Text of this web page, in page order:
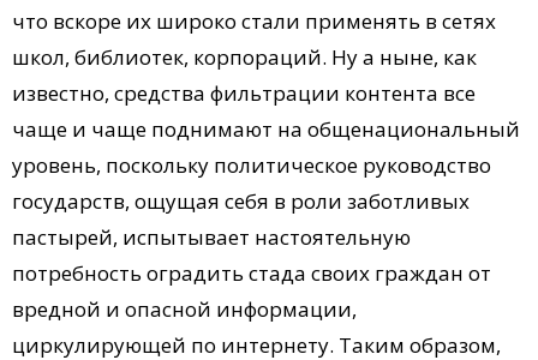
что вскоре их широко стали применять в сетях
школ, библиотек, корпораций. Ну а ныне, как
известно, средства фильтрации контента все
чаще и чаще поднимают на общенациональный
уровень, поскольку политическое руководство
государств, ощущая себя в роли заботливых
пастырей, испытывает настоятельную
потребность оградить стада своих граждан от
вредной и опасной информации,
циркулирующей по интернету. Таким образом,